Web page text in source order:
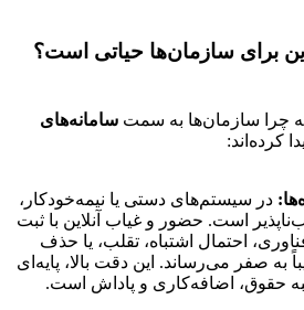
برای سازمان‌ها حیاتی است؟
چرا سازمان‌ها به سمت سامانه‌های
کرده‌اند:
در سیستم‌های دستی یا نیمه‌خودکار،
است. حضور و غیاب آنلاین با ثبت
احتمال اشتباه، تقلب، یا حذف
به صفر می‌رساند. این دقت بالا، پایه‌ای
حقوق، اضافه‌کاری و پاداش است.